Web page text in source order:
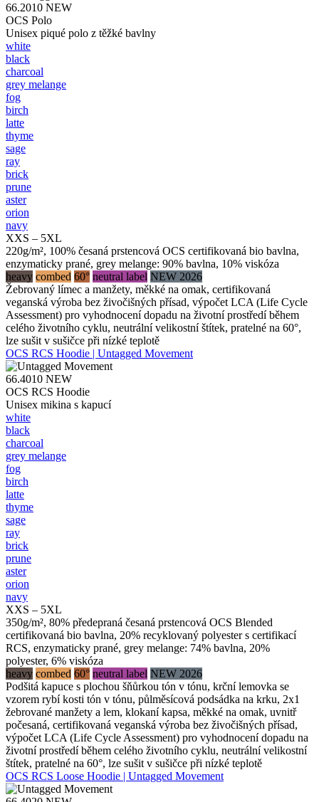
66.2010 NEW
OCS Polo
Unisex piqué polo z těžké bavlny
white
black
charcoal
grey melange
fog
birch
latte
thyme
sage
ray
brick
prune
aster
orion
navy
XXS – 5XL
220g/m², 100% česaná prstencová OCS certifikovaná bio bavlna,
enzymaticky prané, grey melange: 90% bavlna, 10% viskóza
heavy combed 60° neutral label NEW 2026
Žebrovaný límec a manžety, měkké na omak, certifikovaná
veganská výroba bez živočišných přísad, výpočet LCA (Life Cycle
Assessment) pro vyhodnocení dopadu na životní prostředí během
celého životního cyklu, neutrální velikostní štítek, pratelné na 60°,
lze sušit v sušičce při nízké teplotě
OCS RCS Hoodie | Untagged Movement
66.4010 NEW
OCS RCS Hoodie
Unisex mikina s kapucí
white
black
charcoal
grey melange
fog
birch
latte
thyme
sage
ray
brick
prune
aster
orion
navy
XXS – 5XL
350g/m², 80% předepraná česaná prstencová OCS Blended
certifikovaná bio bavlna, 20% recyklovaný polyester s certifikací
RCS, enzymaticky prané, grey melange: 74% bavlna, 20%
polyester, 6% viskóza
heavy combed 60° neutral label NEW 2026
Podšitá kapuce s plochou šňůrkou tón v tónu, krční lemovka se
vzorem rybí kosti tón v tónu, půlměsícová podsádka na krku, 2x1
žebrované manžety a lem, klokaní kapsa, měkké na omak, uvnitř
počesaná, certifikovaná veganská výroba bez živočišných přísad,
výpočet LCA (Life Cycle Assessment) pro vyhodnocení dopadu na
životní prostředí během celého životního cyklu, neutrální velikostní
štítek, pratelné na 60°, lze sušit v sušičce při nízké teplotě
OCS RCS Loose Hoodie | Untagged Movement